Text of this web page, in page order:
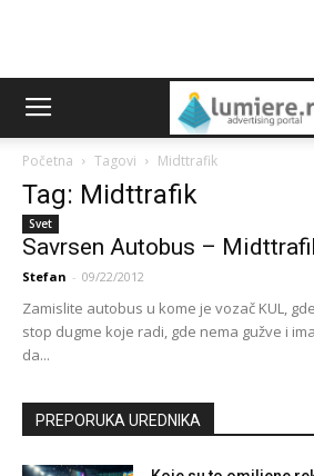
Početna Tagovi Midttrafik
Tag: Midttrafik
Svet
Savrsen Autobus –
Stefan - 09/22/2012
Zamislite autobus u kome je vozač KUL,
stop dugme koje radi, gde nema gužve i
da...
PREPORUKA UREDNIKA